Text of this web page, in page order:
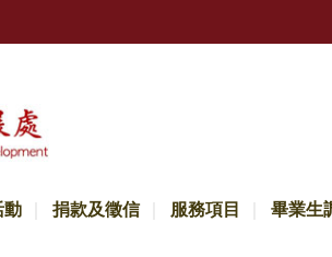
動 捐款及徵信 服務項目 畢業生